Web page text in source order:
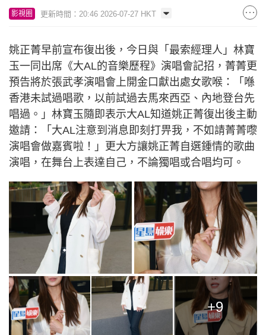
影視圈 更新時間：20:46 2026-07-27 HKT
姚正菁早前宣布復出後，今日與「最索經理人」林寶
玉一同出席《大AL的音樂歷程》演唱會記招，菁菁更
預告將於張武孝演唱會上開金口獻出處女歌喉：「喺
香港未試過唱歌，以前試過去馬來西亞、內地登台先
唱過。」林寶玉隨即表示大AL知道姚正菁復出後主動
邀請：「大AL注意到消息即刻打畀我，不如請菁菁嚟
演唱會做嘉賓啦！」更大方讓姚正菁自選鍾情的歌曲
演唱，在舞台上表達自己，不論獨唱或合唱均可。
+9